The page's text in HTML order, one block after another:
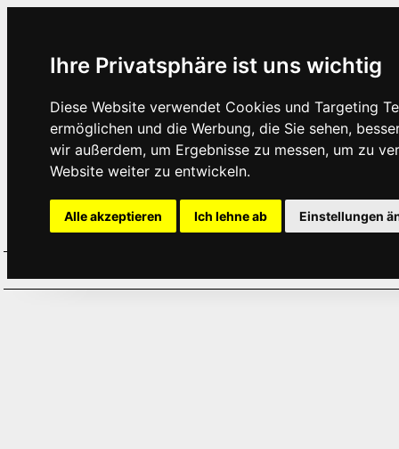
Ihre Privatsphäre ist uns wichtig
Diese Website verwendet Cookies und Targeting
ermöglichen und die Werbung, die Sie sehen,
wir außerdem, um Ergebnisse zu messen, um zu
Website weiter zu entwickeln.
Alle akzeptieren Ich lehne ab Einstellungen